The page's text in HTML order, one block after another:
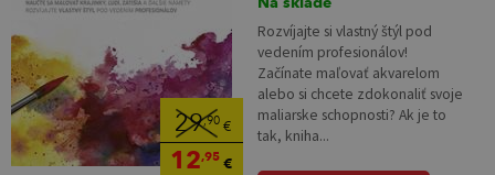
29,90€
12,95€
Rozvíjajte si vlastný štýl pod
vedením profesionálov!
Začínate maľovať akvarelom
alebo si chcete zdokonaliť svoje
maliarske schopnosti? Ak je to
tak, kniha...